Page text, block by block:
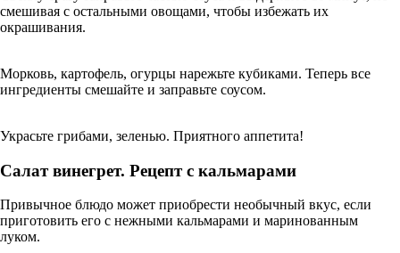
смешивая с остальными овощами, чтобы избежать их
окрашивания.
Морковь, картофель, огурцы нарежьте кубиками. Теперь все
ингредиенты смешайте и заправьте соусом.
Украсьте грибами, зеленью. Приятного аппетита!
Салат винегрет. Рецепт с кальмарами
Привычное блюдо может приобрести необычный вкус, если
приготовить его с нежными кальмарами и маринованным
луком.